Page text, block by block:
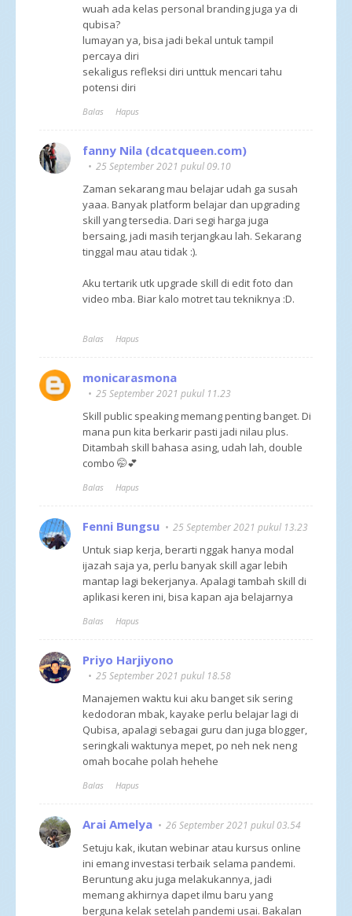
wuah ada kelas personal branding juga ya di
qubisa?
lumayan ya, bisa jadi bekal untuk tampil
percaya diri
sekaligus refleksi diri unttuk mencari tahu
potensi diri
Balas Hapus
fanny Nila (dcatqueen.com)
25 September 2021 pukul 09.10
Zaman sekarang mau belajar udah ga susah
yaaa. Banyak platform belajar dan upgrading
skill yang tersedia. Dari segi harga juga
bersaing, jadi masih terjangkau lah. Sekarang
tinggal mau atau tidak :).
Aku tertarik utk upgrade skill di edit foto dan
video mba. Biar kalo motret tau tekniknya :D.
Balas Hapus
monicarasmona
25 September 2021 pukul 11.23
Skill public speaking memang penting banget. Di
mana pun kita berkarir pasti jadi nilau plus.
Ditambah skill bahasa asing, udah lah, double
combo 🤭💕
Balas Hapus
Fenni Bungsu 25 September 2021 pukul 13.23
Untuk siap kerja, berarti nggak hanya modal
ijazah saja ya, perlu banyak skill agar lebih
mantap lagi bekerjanya. Apalagi tambah skill di
aplikasi keren ini, bisa kapan aja belajarnya
Balas Hapus
Priyo Harjiyono
25 September 2021 pukul 18.58
Manajemen waktu kui aku banget sik sering
kedodoran mbak, kayake perlu belajar lagi di
Qubisa, apalagi sebagai guru dan juga blogger,
seringkali waktunya mepet, po neh nek neng
omah bocahe polah hehehe
Balas Hapus
Arai Amelya 26 September 2021 pukul 03.54
Setuju kak, ikutan webinar atau kursus online
ini emang investasi terbaik selama pandemi.
Beruntung aku juga melakukannya, jadi
memang akhirnya dapet ilmu baru yang
berguna kelak setelah pandemi usai. Bakalan